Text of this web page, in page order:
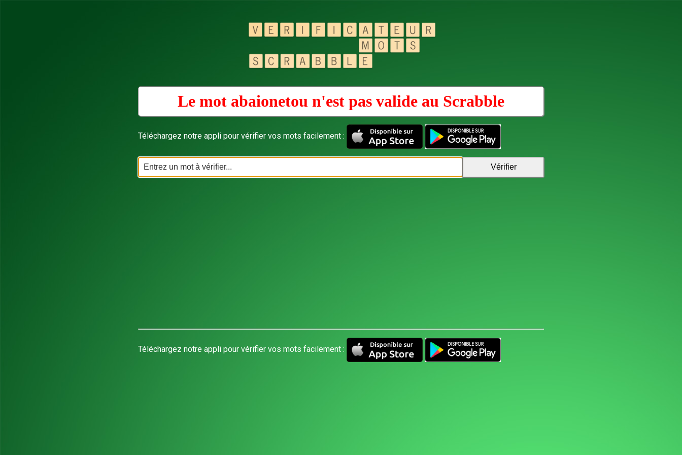
Le mot abaionetou n'est pas valide au Scrabble
Téléchargez notre appli pour vérifier vos mots facilement :
Téléchargez notre appli pour vérifier vos mots facilement :